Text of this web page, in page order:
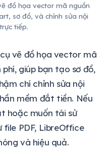
đồ họa vector mã nguồn
sơ đồ, và chỉnh sửa nội
tiếp.
vẽ đồ họa vector mã
giúp bạn tạo sơ đồ,
chí chỉnh sửa nội
mềm đắt tiền. Nếu
hoặc muốn tái sử
PDF, LibreOffice
và hiệu quả.